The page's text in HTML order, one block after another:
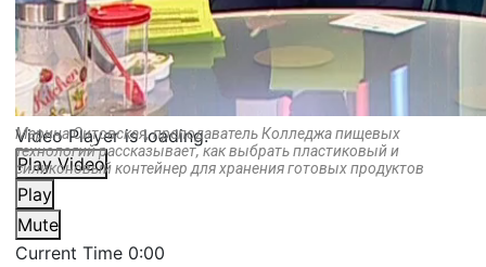
Video Player is loading.
Play Video
Play
Mute
Current Time 0:00
Марина Ситовская, преподаватель Колледжа пищевых
технологий рассказывает, как выбрать пластиковый и
силиконовый контейнер для хранения готовых продуктов